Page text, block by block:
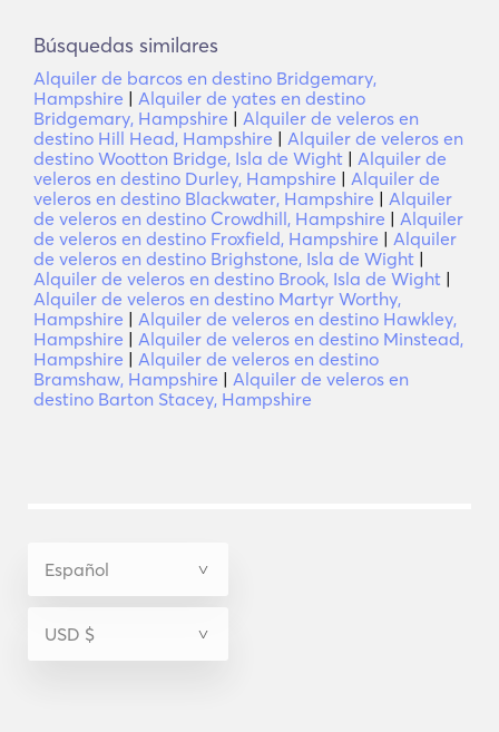
Búsquedas similares
Alquiler de barcos en destino Bridgemary,
Hampshire | Alquiler de yates en destino
Bridgemary, Hampshire | Alquiler de veleros en
destino Hill Head, Hampshire | Alquiler de veleros en
destino Wootton Bridge, Isla de Wight | Alquiler de
veleros en destino Durley, Hampshire | Alquiler de
veleros en destino Blackwater, Hampshire | Alquiler
de veleros en destino Crowdhill, Hampshire | Alquiler
de veleros en destino Froxfield, Hampshire | Alquiler
de veleros en destino Brighstone, Isla de Wight |
Alquiler de veleros en destino Brook, Isla de Wight |
Alquiler de veleros en destino Martyr Worthy,
Hampshire | Alquiler de veleros en destino Hawkley,
Hampshire | Alquiler de veleros en destino Minstead,
Hampshire | Alquiler de veleros en destino
Bramshaw, Hampshire | Alquiler de veleros en
destino Barton Stacey, Hampshire